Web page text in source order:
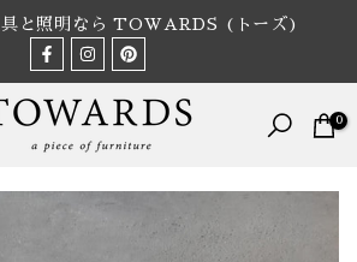
具と照明なら TOWARDS (トーズ)
0